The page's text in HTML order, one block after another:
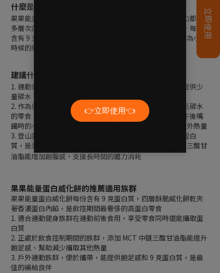
什麼是蛋白威化餅？
果果能量蛋白威化餅四層酥脆威化餅乾與蛋白內餡，每一口都是
多層次的酥脆享受，也是飲食控制時期最佳的高蛋白零食，每份
含有 9 克蛋白質，獨家奢侈添加 MCT 中鏈三酸甘油脂，作為小餓
時候的點心，增加飽足感又能攝取蛋白質
建議什麼時候食用蛋白威化餅？
1. 運動健身前後：蛋白威化餅每份含有 9 克蛋白質，並能提供少
量碳水
2. 作為健康的午後零食：蛋白威化餅是屬於含有高蛋白、低碳水
的零食，無論是否正在飲食控制的階段中，都很適合作為午後嘴
饞時的小零食，添加 MCT 油增加飽足感、幫助減少攝取額外熱量
3. 登山露營時方便攜帶的零食：蛋白威化餅每份含有 9 克蛋白
質，是適合長時間登山行程中的熱量補給，添加 MCT 中鏈三酸甘
油脂能增加飽腹感，支援長時間的體力消耗
果果能量蛋白威化餅的推薦適用族群
果果能量蛋白威化餅每份含有 9 克蛋白質，四層酥脆威化餅乾夾
著香濃蛋白內餡，是飲控期間最奢侈的高蛋白零食
1. 適合運動健身族群在運動前後食用，享受零食同時還能攝取蛋
白質
2. 正處於飲食控制期間的族群，添加 MCT 中鏈三酸甘油脂能提升
飽足感、幫助減少攝取其他熱量
3. 戶外運動族群，便於攜帶，能提供飽足感和 9 克蛋白質，是最
佳的補給良伴